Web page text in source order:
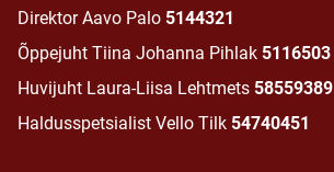
Direktor Aavo Palo 5144321
Õppejuht Tiina Johanna Pihlak 5116503
Huvijuht Laura-Liisa Lehtmets 58559389
Haldusspetsialist Vello Tilk 54740451